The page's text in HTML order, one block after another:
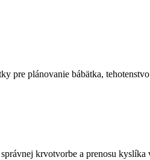
pre plánovanie bábätka,
krvotvorbe a prenosu